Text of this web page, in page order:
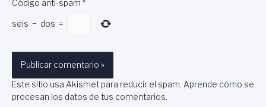
Código anti-spam *
seis − dos =
Este sitio usa Akismet para reducir el spam. Aprende cómo se
procesan los datos de tus comentarios.